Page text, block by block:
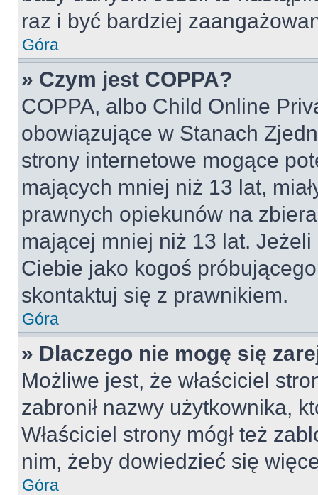
raz i być bardziej
Góra
» Czym jest COPPA?
COPPA, albo Child Online
obowiązujące w Stanach
strony internetowe mogące
mających mniej niż 13 lat,
prawnych opiekunów na
mającej mniej niż 13 lat.
Ciebie jako kogoś
skontaktuj się z prawnikiem.
Góra
» Dlaczego nie mogę się
Możliwe jest, że właściciel
zabronił nazwy użytkownika,
Właściciel strony mógł też
nim, żeby dowiedzieć się
Góra